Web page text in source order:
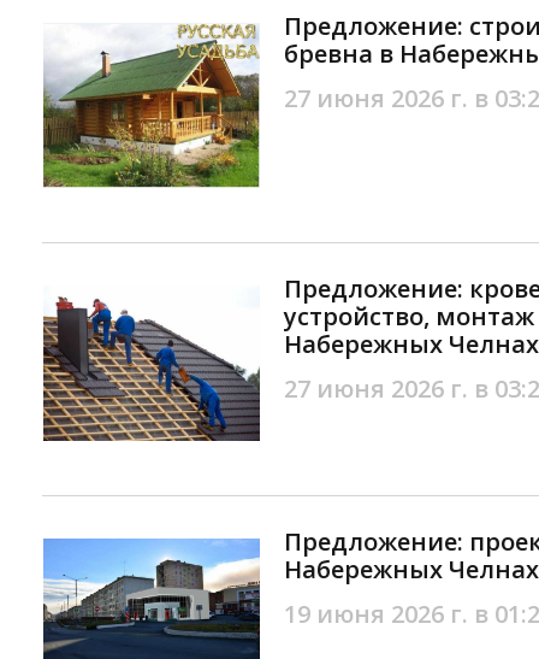
Предложение:
бревна в
27 июня 2026 г. в
Предложение:
устройство,
Набережных Челнах
27 июня 2026 г. в
Предложение:
Набережных Челнах
19 июня 2026 г. в